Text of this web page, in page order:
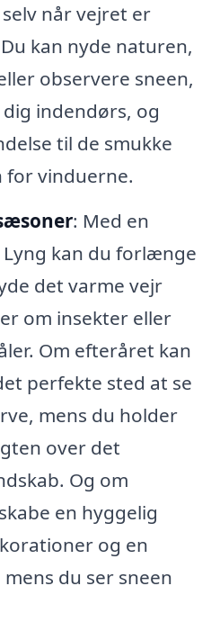
når vejret er
kan nyde naturen,
observere sneen,
indendørs, og
til de smukke
for vinduerne.
: Med en
Lyng kan du forlænge
det varme vejr
om insekter eller
Om efteråret kan
perfekte sted at se
mens du holder
over det
Og om
en hyggelig
og en
du ser sneen